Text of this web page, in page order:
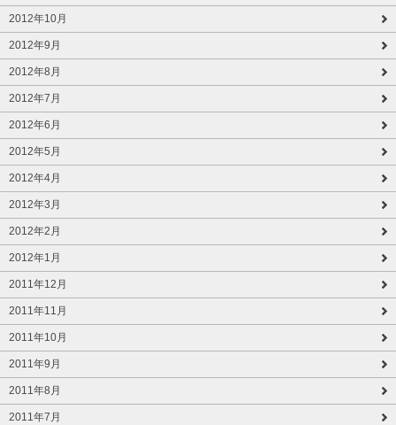
2012年10月
2012年9月
2012年8月
2012年7月
2012年6月
2012年5月
2012年4月
2012年3月
2012年2月
2012年1月
2011年12月
2011年11月
2011年10月
2011年9月
2011年8月
2011年7月